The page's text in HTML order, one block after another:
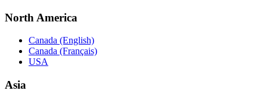
North America
Canada (English)
Canada (Français)
USA
Asia